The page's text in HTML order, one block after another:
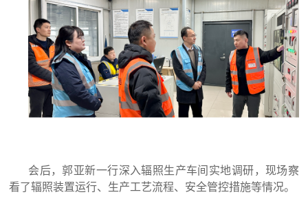
会后，郭亚新一行深入辐照生产车间实地调研，现场察
看了辐照装置运行、生产工艺流程、安全管控措施等情况。